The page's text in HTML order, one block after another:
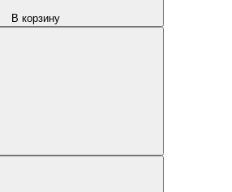
В корзину